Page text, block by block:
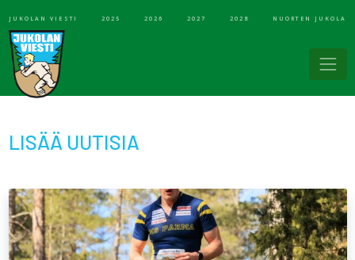
JUKOLAN VIESTI 2025 2026 2027 2028 NUORTEN JUKOLA
LISÄÄ UUTISIA